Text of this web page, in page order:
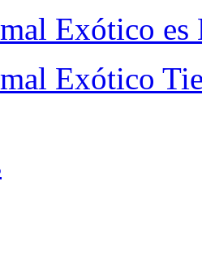
Exótico es
Exótico